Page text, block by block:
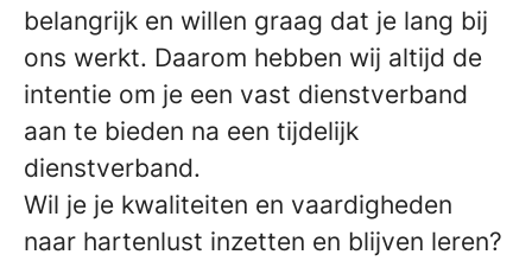
belangrijk en willen graag dat je lang bij
ons werkt. Daarom hebben wij altijd de
intentie om je een vast dienstverband
aan te bieden na een tijdelijk
dienstverband.
Wil je je kwaliteiten en vaardigheden
naar hartenlust inzetten en blijven leren?